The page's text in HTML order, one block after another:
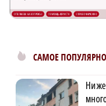
САМОЕ